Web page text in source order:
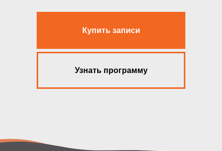
Купить записи
Узнать программу